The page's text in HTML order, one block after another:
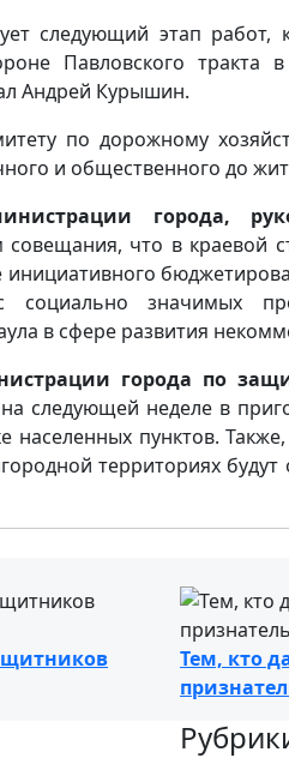
следующий этап работ,
Павловского тракта
Андрей Курышин.
по дорожному
и общественного до
города,
что в краевой
инициативного
социально значимых
в сфере развития
города по
следующей неделе в
пунктов.
территориях
Тем, кто